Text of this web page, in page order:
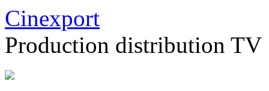
Cinexport
Production distribution TV